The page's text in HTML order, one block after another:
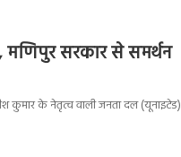
सरकार से समर्थन
कुमार के नेतृत्व वाली जनता दल (यूनाइटेड)